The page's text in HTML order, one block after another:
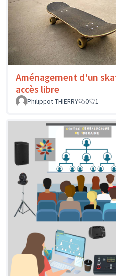
Aménagement d'un
accès libre
Philippot THIERRY
0 1